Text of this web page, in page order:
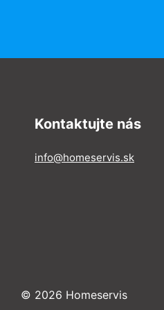
Kontaktujte nás
info@homeservis.sk
© 2026 Homeservis